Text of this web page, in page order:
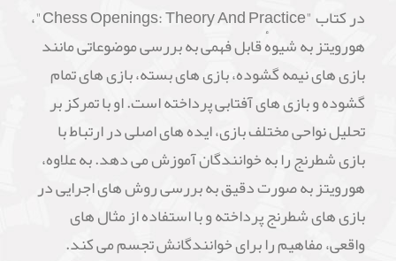
در کتاب "Chess Openings: Theory And Practice"،
هورویتز به شیوهٔ قابل فهمی به بررسی موضوعاتی مانند
بازی های نیمه گشوده، بازی های بسته، بازی های تمام
گشوده و بازی های آفتابی پرداخته است. او با تمرکز بر
تحلیل نواحی مختلف بازی، ایده های اصلی در ارتباط با
بازی شطرنج را به خوانندگان آموزش می دهد. به علاوه،
هورویتز به صورت دقیق به بررسی روش های اجرایی در
بازی های شطرنج پرداخته و با استفاده از مثال های
واقعی، مفاهیم را برای خوانندگانش تجسم می کند.